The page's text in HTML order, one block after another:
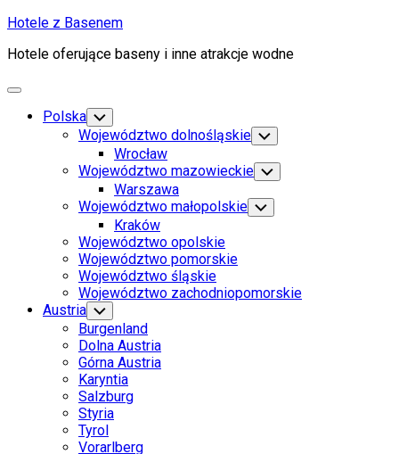
Skip
content
Hotele z Basenem
Hotele oferujące baseny i inne atrakcje wodne
Expand
Polska Toggle
Child
Menu
Województwo dolnośląskie Toggle
Child
Menu
Wrocław
Województwo mazowieckie Toggle
Child
Menu
Warszawa
Województwo małopolskie Toggle
Child
Kraków
Województwo opolskie
Województwo pomorskie
Województwo śląskie
Województwo zachodniopomorskie
Austria Toggle
Child
Menu
Burgenland
Dolna Austria
Górna Austria
Karyntia
Salzburg
Styria
Tyrol
Vorarlberg